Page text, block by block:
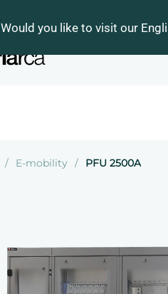
Would you like to visit our
E-mobility PFU 2500A